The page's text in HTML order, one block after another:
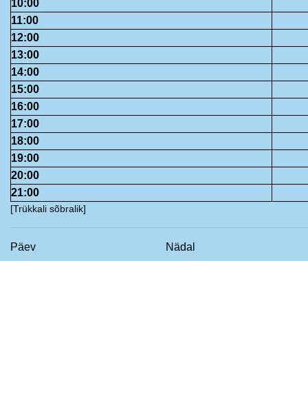
10:00
11:00
12:00
13:00
14:00
15:00
16:00
17:00
18:00
19:00
20:00
21:00
[Trükkali sõbralik]
Päev Nädal